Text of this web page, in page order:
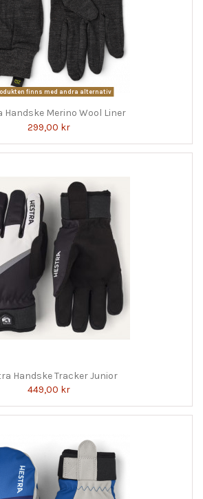
finns med andra alternativ
Handske Merino Wool Liner
299,00 kr
Handske Tracker Junior
449,00 kr